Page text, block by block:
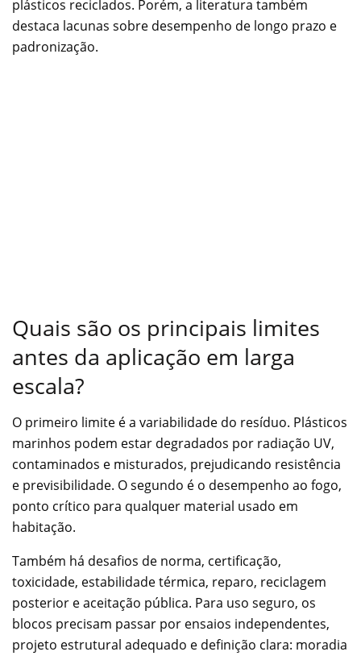
plásticos reciclados. Porém, a literatura também
destaca lacunas sobre desempenho de longo prazo e
padronização.
Quais são os principais limites
antes da aplicação em larga
escala?
O primeiro limite é a variabilidade do resíduo. Plásticos
marinhos podem estar degradados por radiação UV,
contaminados e misturados, prejudicando resistência
e previsibilidade. O segundo é o desempenho ao fogo,
ponto crítico para qualquer material usado em
habitação.
Também há desafios de norma, certificação,
toxicidade, estabilidade térmica, reparo, reciclagem
posterior e aceitação pública. Para uso seguro, os
blocos precisam passar por ensaios independentes,
projeto estrutural adequado e definição clara: moradia